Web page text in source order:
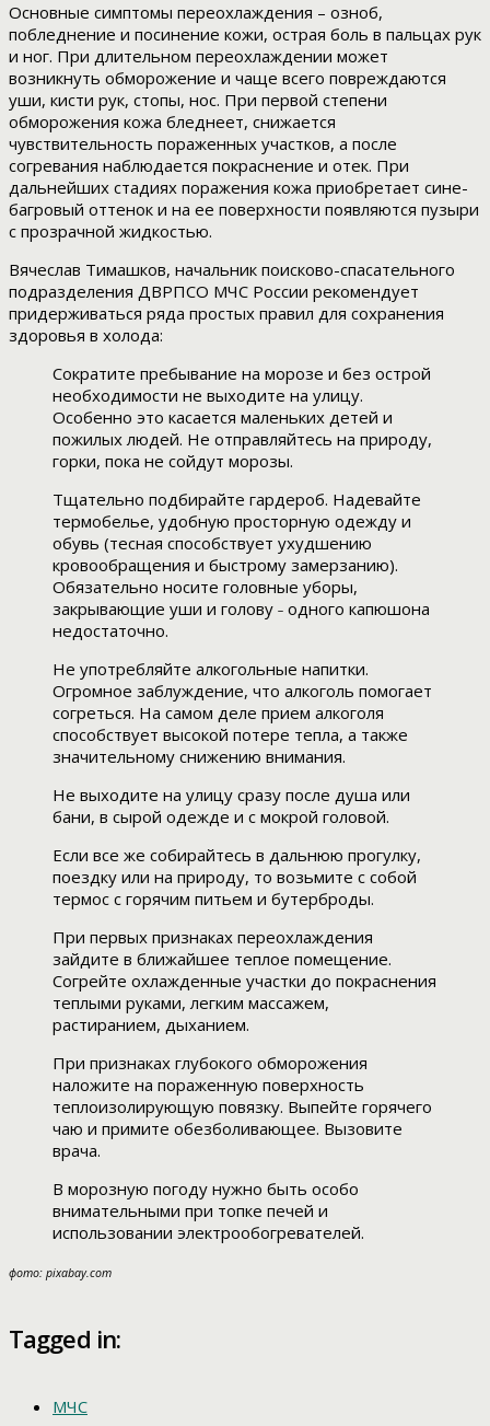
Основные симптомы переохлаждения – озноб,
побледнение и посинение кожи, острая боль в пальцах рук
и ног. При длительном переохлаждении может
возникнуть обморожение и чаще всего повреждаются
уши, кисти рук, стопы, нос. При первой степени
обморожения кожа бледнеет, снижается
чувствительность пораженных участков, а после
согревания наблюдается покраснение и отек. При
дальнейших стадиях поражения кожа приобретает сине-
багровый оттенок и на ее поверхности появляются пузыри
с прозрачной жидкостью.
Вячеслав Тимашков, начальник поисково-спасательного
подразделения ДВРПСО МЧС России рекомендует
придерживаться ряда простых правил для сохранения
здоровья в холода:
Сократите пребывание на морозе и без острой
необходимости не выходите на улицу.
Особенно это касается маленьких детей и
пожилых людей. Не отправляйтесь на природу,
горки, пока не сойдут морозы.
Тщательно подбирайте гардероб. Надевайте
термобелье, удобную просторную одежду и
обувь (тесная способствует ухудшению
кровообращения и быстрому замерзанию).
Обязательно носите головные уборы,
закрывающие уши и голову ˗ одного капюшона
недостаточно.
Не употребляйте алкогольные напитки.
Огромное заблуждение, что алкоголь помогает
согреться. На самом деле прием алкоголя
способствует высокой потере тепла, а также
значительному снижению внимания.
Не выходите на улицу сразу после душа или
бани, в сырой одежде и с мокрой головой.
Если все же собирайтесь в дальнюю прогулку,
поездку или на природу, то возьмите с собой
термос с горячим питьем и бутерброды.
При первых признаках переохлаждения
зайдите в ближайшее теплое помещение.
Согрейте охлажденные участки до покраснения
теплыми руками, легким массажем,
растиранием, дыханием.
При признаках глубокого обморожения
наложите на пораженную поверхность
теплоизолирующую повязку. Выпейте горячего
чаю и примите обезболивающее. Вызовите
врача.
В морозную погоду нужно быть особо
внимательными при топке печей и
использовании электрообогревателей.
фото: pixabay.com
Tagged in:
МЧС